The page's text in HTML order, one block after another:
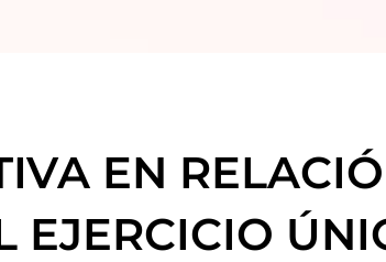
EN
EJERCICIO